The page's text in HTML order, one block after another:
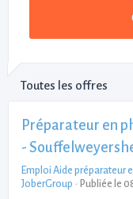
Toutes les offres
Préparateur en
-
Emploi Aide préparateur
JoberGroup - Publiée le